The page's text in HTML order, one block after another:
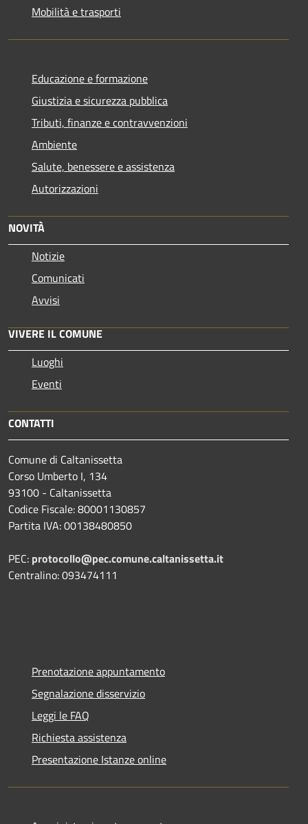
Mobilità e trasporti
Educazione e formazione
Giustizia e sicurezza pubblica
Tributi, finanze e contravvenzioni
Ambiente
Salute, benessere e assistenza
Autorizzazioni
NOVITÀ
Notizie
Comunicati
Avvisi
VIVERE IL COMUNE
Luoghi
Eventi
CONTATTI
Comune di Caltanissetta
Corso Umberto I, 134
93100 - Caltanissetta
Codice Fiscale: 80001130857
Partita IVA: 00138480850
PEC: protocollo@pec.comune.caltanissetta.it
Centralino: 093474111
Prenotazione appuntamento
Segnalazione disservizio
Leggi le FAQ
Richiesta assistenza
Presentazione Istanze online